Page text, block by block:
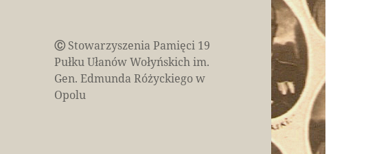
Ⓒ Stowarzyszenia Pamięci 19
Pułku Ułanów Wołyńskich im.
Gen. Edmunda Różyckiego w
Opolu